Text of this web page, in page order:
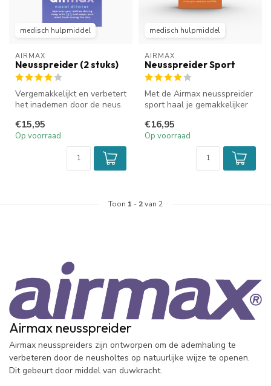
medisch hulpmiddel
AIRMAX
Neusspreider (2 stuks)
Vergemakkelijkt en verbetert
het inademen door de neus.
€15,95
Op voorraad
medisch hulpmiddel
AIRMAX
Neusspreider Sport
Met de Airmax neusspreider
sport haal je gemakkelijker
€16,95
Op voorraad
Toon 1 - 2van 2
Airmax neusspreider
Airmax neusspreiders zijn ontworpen om de ademhaling te
verbeteren door de neusholtes op natuurlijke wijze te openen.
Dit gebeurt door middel van duwkracht.